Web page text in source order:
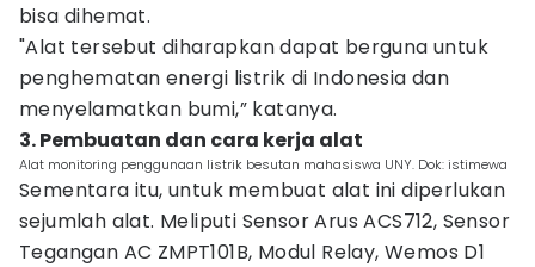
bisa dihemat.
"Alat tersebut diharapkan dapat berguna untuk
penghematan energi listrik di Indonesia dan
menyelamatkan bumi,” katanya.
3. Pembuatan dan cara kerja alat
Alat monitoring penggunaan listrik besutan mahasiswa UNY. Dok: istimewa
Sementara itu, untuk membuat alat ini diperlukan
sejumlah alat. Meliputi Sensor Arus ACS712, Sensor
Tegangan AC ZMPT101B, Modul Relay, Wemos D1